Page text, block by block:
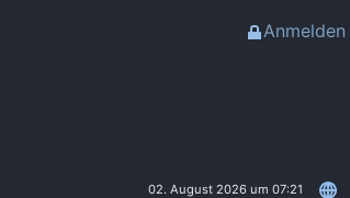
Anmelden
02. August 2026 um 07:21